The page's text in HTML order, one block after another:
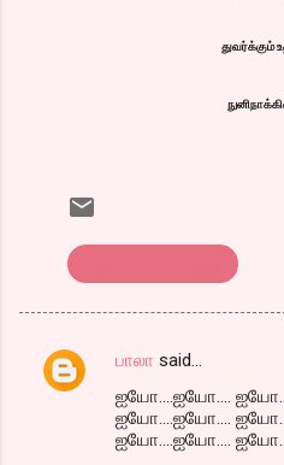
துவர்க்கும்
C
பாலா said…
ஐயோ....ஐயோ....
ஐயோ....ஐயோ....
ஐயோ....ஐயோ....